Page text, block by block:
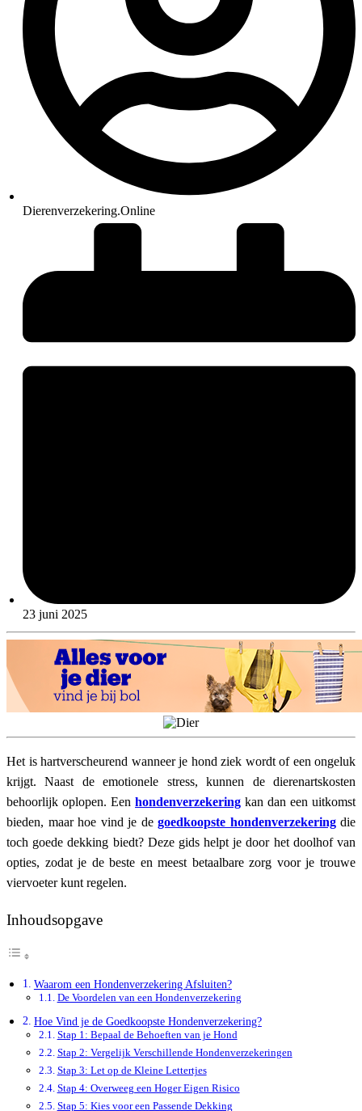
Dierenverzekering.Online
23 juni 2025
Het is hartverscheurend wanneer je hond ziek wordt of een ongeluk
krijgt. Naast de emotionele stress, kunnen de dierenartskosten
behoorlijk oplopen. Een hondenverzekering kan dan een uitkomst
bieden, maar hoe vind je de goedkoopste hondenverzekeringdie
toch goede dekking biedt? Deze gids helpt je door het doolhof van
opties, zodat je de beste en meest betaalbare zorg voor je trouwe
viervoeter kunt regelen.
Inhoudsopgave
Waarom een Hondenverzekering Afsluiten?
De Voordelen van een Hondenverzekering
Hoe Vind je de Goedkoopste Hondenverzekering?
Stap 1: Bepaal de Behoeften van je Hond
Stap 2: Vergelijk Verschillende Hondenverzekeringen
Stap 3: Let op de Kleine Lettertjes
Stap 4: Overweeg een Hoger Eigen Risico
Stap 5: Kies voor een Passende Dekking